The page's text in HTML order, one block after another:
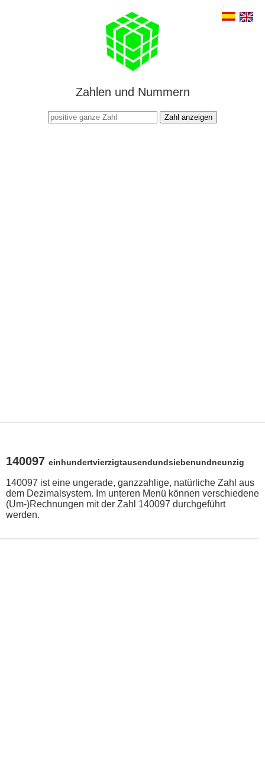
Zahlen und Nummern
Zahl anzeigen
140097 einhundertvierzigtausendundsiebenundneunzig
140097 ist eine ungerade, ganzzahlige, natürliche Zahl aus
dem Dezimalsystem. Im unteren Menü können verschiedene
(Um-)Rechnungen mit der Zahl 140097 durchgeführt
werden.